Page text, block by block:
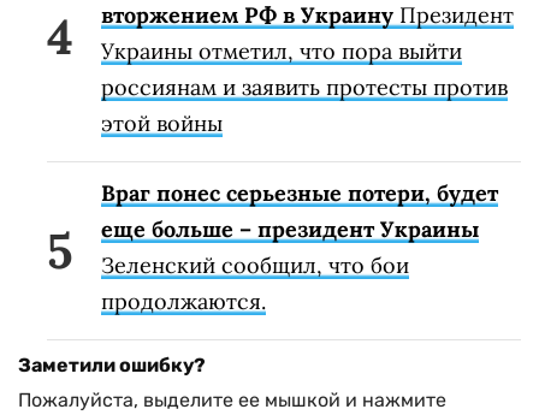
вторжением РФ в Украину Президент
Украины отметил, что пора выйти
россиянам и заявить протесты против
этой войны
Враг понес серьезные потери, будет
еще больше – президент Украины
Зеленский сообщил, что бои
продолжаются.
Заметили ошибку?
Пожалуйста, выделите ее мышкой и нажмите